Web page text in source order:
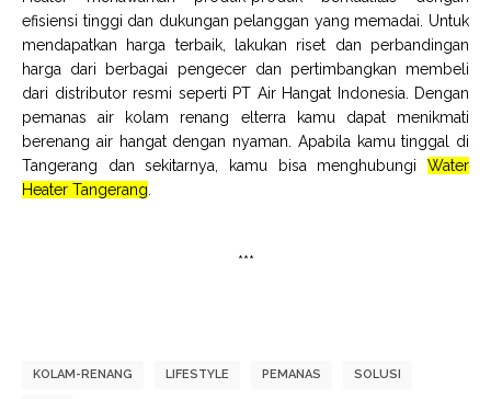
efisiensi tinggi dan dukungan pelanggan yang memadai. Untuk
mendapatkan harga terbaik, lakukan riset dan perbandingan
harga dari berbagai pengecer dan pertimbangkan membeli
dari distributor resmi seperti PT Air Hangat Indonesia. Dengan
pemanas air kolam renang elterra kamu dapat menikmati
berenang air hangat dengan nyaman. Apabila kamu tinggal di
Tangerang dan sekitarnya, kamu bisa menghubungi Water
Heater Tangerang
***
KOLAM-RENANG LIFESTYLE PEMANAS SOLUSI